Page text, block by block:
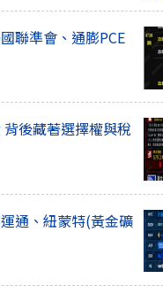
聯準會、通膨PCE
後藏著選擇權與稅
通、紐蒙特(黃金礦